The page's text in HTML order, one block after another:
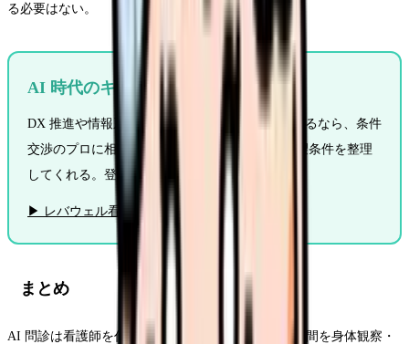
る必要はない。
AI 時代のキャリアを考える
DX 推進や情報系ポジションへの転職も視野に入るなら、条件
交渉のプロに相談。レバウェル看護は面談で希望条件を整理
してくれる。登録無料。
▶ レバウェル看護に無料相談する
まとめ
AI 問診は看護師を代替するのではなく、看護師の時間を身体観察・